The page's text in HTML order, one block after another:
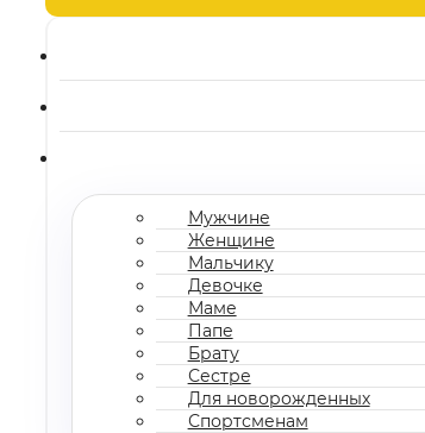
Мужчине
Женщине
Мальчику
Девочке
Маме
Папе
Брату
Сестре
Для новорожденных
Спортсменам